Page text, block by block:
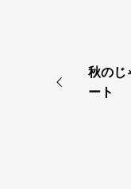
秋のじ
ート